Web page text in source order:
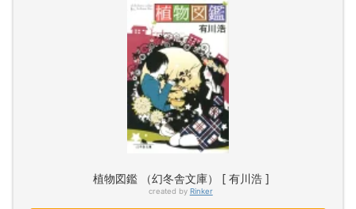
植物図鑑 （幻冬舎文庫） [ 有川浩 ]
created by Rinker